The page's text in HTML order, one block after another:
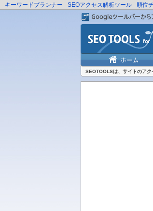
キーワードプランナー SEOアクセス解析ツール 順位
SEOTOOLSは、サイトのアク